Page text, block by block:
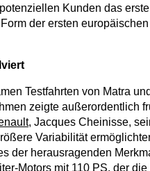
Kunden das
der ersten
Testfahrten von Matra und
zeigte außerordentlich
, Jacques Cheinisse,
Variabilität
der herausragenden
Motors mit 110 PS, der